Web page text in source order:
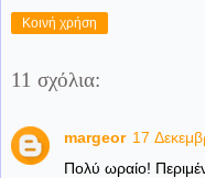
Κοινή χρήση
11 σχόλια:
margeor 17
Πολύ ωραίο!